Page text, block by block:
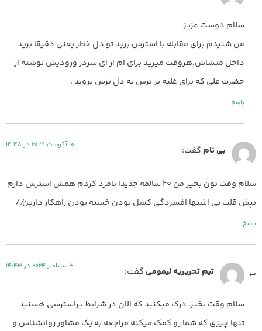
سلام دوست عزیز
من شنیدم برای مقابله با استرس برید تو دل خطر یعنی دقیقا برید
داخل منشاش.هروقت میرید برای ام ار ای سردر ورودیش نوشته از
حضرت علی که برای غلبه بر ترس به دل ترس بروید .
پاسخ
بی نامگفت: 10 آگوست 2024 در 14:48
سلام وقت تون بخیر من 20 سالمه جدیدا نامزد کردم همش استرس دارم
تپش قلب بی اشتها افسردگی کسل بودن خسته بودن راهکار دارین//
پاسخ
تیم تحریریه لیمومیگفت: 3 سپتامبر 2024 در 14:43
سلام وقت بخیر. درک میکنید که الان در شرایط پراسترسی هسنید
تنها چیزی که شما رو کمک میکنه مراجعه به یک مشاور روانشناس و